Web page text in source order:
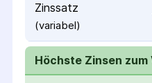
Zinssatz
(variabel)
Höchste Zinsen zum